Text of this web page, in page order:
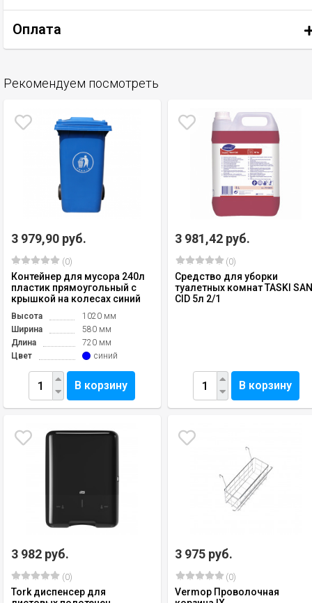
Оплата
Рекомендуем посмотреть
3 979,90 руб.
(0)
Контейнер для мусора 240л
пластик прямоугольный с
крышкой на колесах синий
Высота
1020 мм
Ширина
580 мм
Длина
720 мм
Цвет
синий
В корзину
3 981,42 руб.
(0)
Средство для уборки
туалетных комнат TASKI
CID 5л 2/1
В корзину
3 982 руб.
(0)
Tork диспенсер для
3 975 руб.
(0)
Vermop Проволочная